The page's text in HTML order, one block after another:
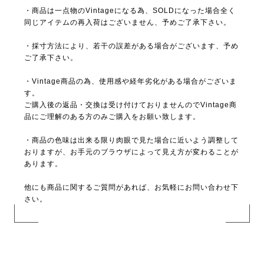
・商品は一点物のVintageになる為、SOLDになった場合全く
同じアイテムの再入荷はございません、予めご了承下さい。
・採寸方法により、若干の誤差がある場合がございます、予め
ご了承下さい。
・Vintage商品の為、使用感や経年劣化がある場合がございま
す。
ご購入後の返品・交換は受け付けておりませんのでVintage商
品にご理解のある方のみご購入をお願い致します。
・商品の色味は出来る限り肉眼で見た場合に近いよう調整して
おりますが、お手元のブラウザによって見え方が変わることが
あります。
他にも商品に関するご質問があれば、お気軽にお問い合わせ下
さい。